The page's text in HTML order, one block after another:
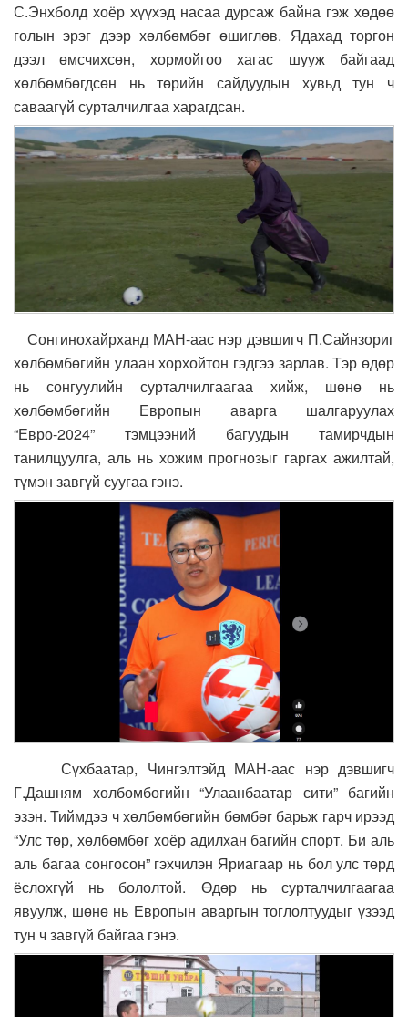
С.Энхболд хоёр хүүхэд насаа дурсаж байна гэж хөдөө
голын эрэг дээр хөлбөмбөг өшиглөв. Ядахад торгон
дээл өмсчихсөн, хормойгоо хагас шууж байгаад
хөлбөмбөгдсөн нь төрийн сайдуудын хувьд тун ч
саваагүй сурталчилгаа харагдсан.
Сонгинохайрханд МАН-аас нэр дэвшигч П.Сайнзориг
хөлбөмбөгийн улаан хорхойтон гэдгээ зарлав. Тэр өдөр
нь сонгуулийн сурталчилгаагаа хийж, шөнө нь
хөлбөмбөгийн Европын аварга шалгаруулах
“Евро-2024” тэмцээний багуудын тамирчдын
танилцуулга, аль нь хожим прогнозыг гаргах ажилтай,
түмэн завгүй суугаа гэнэ.
Сүхбаатар, Чингэлтэйд МАН-аас нэр дэвшигч
Г.Дашням хөлбөмбөгийн “Улаанбаатар сити” багийн
эзэн. Тиймдээ ч хөлбөмбөгийн бөмбөг барьж гарч ирээд
“Улс төр, хөлбөмбөг хоёр адилхан багийн спорт. Би аль
аль багаа сонгосон” гэхчилэн Яриагаар нь бол улс төрд
ёслохгүй нь бололтой. Өдөр нь сурталчилгаагаа
явуулж, шөнө нь Европын аваргын тоглолтуудыг үзээд
тун ч завгүй байгаа гэнэ.